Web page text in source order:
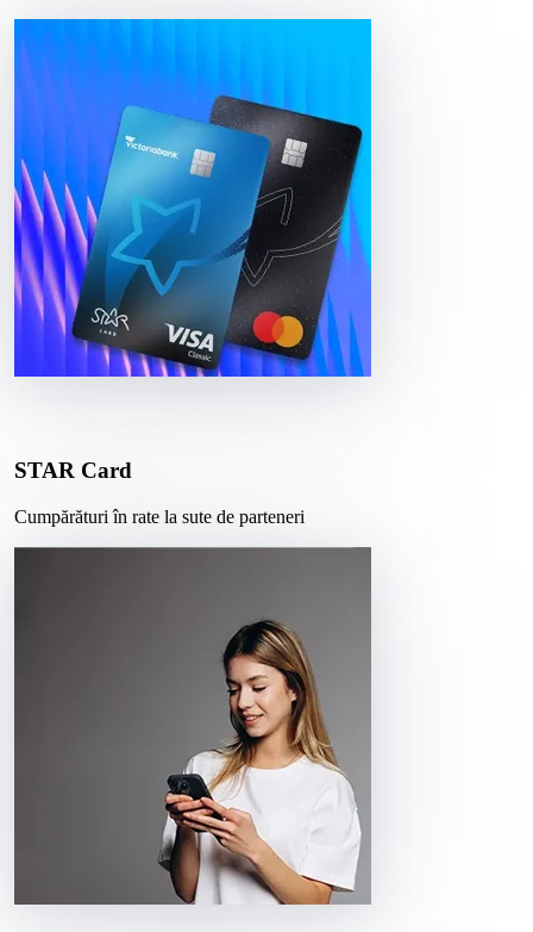
STAR Card
Cumpărături în rate la sute de parteneri